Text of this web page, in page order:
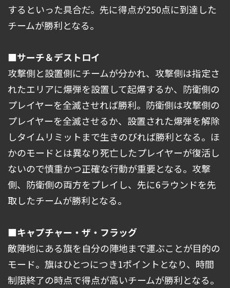
するといった具合だ。先に得点が250点に到達した
チームが勝利となる。
■サーチ＆デストロイ
攻撃側と設置側にチームが分かれ、攻撃側は指定さ
れたエリアに爆弾を設置して起爆するか、防衛側の
プレイヤーを全滅させれば勝利。防衛側は攻撃側の
プレイヤーを全滅させるか、設置された爆弾を解除
しタイムリミットまで生きのびれば勝利となる。ほ
かのモードとは異なり死亡したプレイヤーが復活し
ないので慎重かつ正確な行動が重要となる。攻撃
側、防衛側の両方をプレイし、先に6ラウンドを先
取したチームが勝利となる。
■キャプチャー・ザ・フラッグ
敵陣地にある旗を自分の陣地まで運ぶことが目的の
モード。旗はひとつにつき1ポイントとなり、時間
制限終了の時点で得点が高いチームが勝利となる。